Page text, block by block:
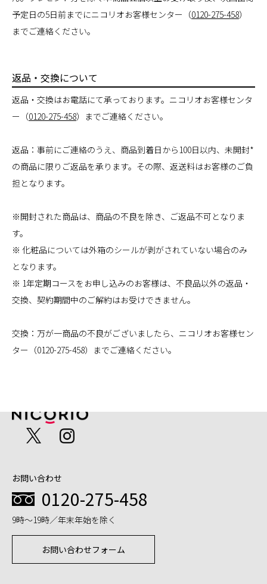
予定日の5日前までにニコリオお客様センター（0120-275-458）
までご連絡ください。
返品・交換について
返品・交換はお電話にて承っております。ニコリオお客様センタ
ー（0120-275-458）までご連絡ください。
返品：事前にご連絡のうえ、商品到着日から100日以内、未開封*
の商品に限りご返品を承ります。その際、返送料はお客様のご負
担となります。
※開封された商品は、商品の不良を除き、ご返品不可となりま
す。
※ 化粧品については外箱のシールが剥がされていない場合のみ
となります。
※ 1年定期コースをお申し込みのお客様は、不良品以外の返品・
交換、契約期間中のご解約はお受けできません。
交換：万が一商品の不良がございましたら、ニコリオお客様セン
ター（0120-275-458）までご連絡ください。
お問い合わせ
0120-275-458
9時～19時／年末年始を除く
お問い合わせフォーム